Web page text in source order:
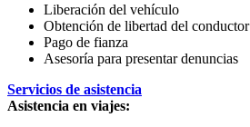
Liberación del vehículo
Obtención de libertad del conductor
Pago de fianza
Asesoría para presentar denuncias
Servicios de asistencia
Asistencia en viajes: